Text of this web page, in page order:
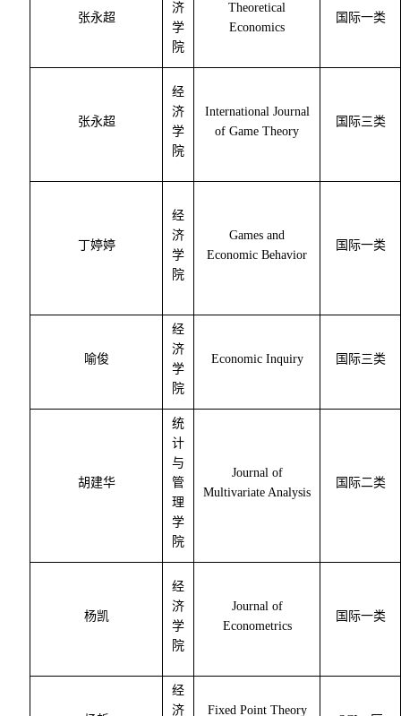
张永超
济
学
院
Theoretical
Economics
国际一类
张永超
经
济
学
院
International Journal
of Game Theory
国际三类
丁婷婷
经
济
学
院
Games and
Economic Behavior
国际一类
喻俊
经
济
学
院
Economic Inquiry 国际三类
胡建华
统
计
与
管
理
学
院
Journal of
Multivariate Analysis
国际二类
杨凯
经
济
学
院
Journal of
Econometrics
国际一类
经
济
Fixed Point Theory